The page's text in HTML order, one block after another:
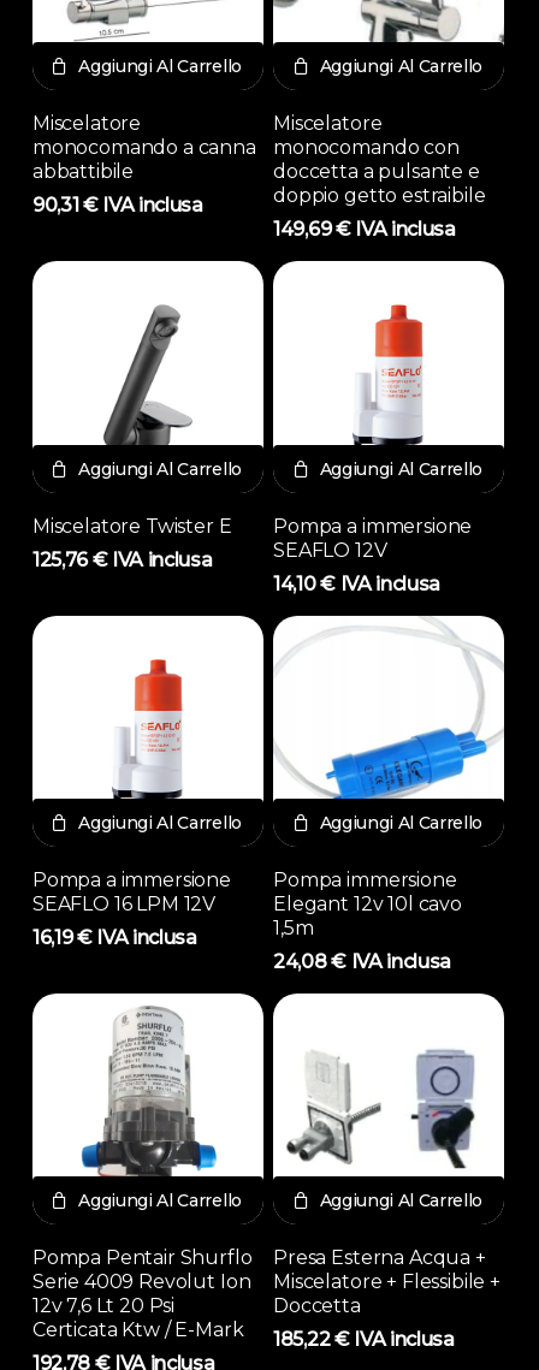
Aggiungi Al Carrello
Miscelatore
monocomando a canna
abbattibile
90,31 € IVA inclusa
Aggiungi Al Carrello
Miscelatore
monocomando con
doccetta a pulsante e
doppio getto estraibile
149,69€ IVA inclusa
Aggiungi Al Carrello
Miscelatore Twister E
125,76€ IVA inclusa
Aggiungi Al Carrello
Pompa a immersione
SEAFLO 12V
14,10€ IVA inclusa
Aggiungi Al Carrello
Pompa a immersione
SEAFLO 16 LPM 12V
16,19€ IVA inclusa
Aggiungi Al Carrello
Pompa immersione
Elegant 12v 10l cavo
1,5m
24,08€ IVA inclusa
Aggiungi Al Carrello
Pompa Pentair Shurflo
Serie 4009 Revolut Ion
12v 7,6 Lt 20 Psi
Certicata Ktw / E-Mark
192,78 € IVA inclusa
Aggiungi Al Carrello
Presa Esterna Acqua +
Miscelatore + Flessibile +
Doccetta
185,22€ IVA inclusa